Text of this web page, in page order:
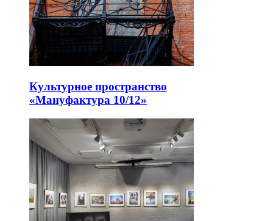
Культурное пространство
«Мануфактура 10/12»